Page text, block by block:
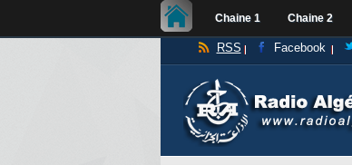
Chaine 1 Chaine 2
RSS Facebook